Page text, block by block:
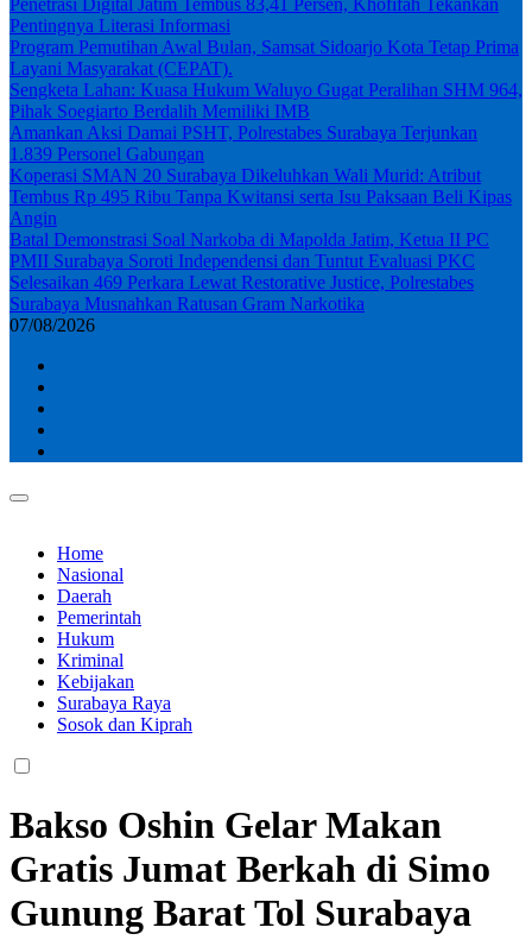
Pentingnya Literasi Informasi
Program Pemutihan Awal Bulan, Samsat Sidoarjo Kota Tetap Prima
Layani Masyarakat (CEPAT).
Sengketa Lahan: Kuasa Hukum Waluyo Gugat Peralihan SHM 964,
Pihak Soegiarto Berdalih Memiliki IMB
Amankan Aksi Damai PSHT, Polrestabes Surabaya Terjunkan
1.839 Personel Gabungan
Koperasi SMAN 20 Surabaya Dikeluhkan Wali Murid: Atribut
Tembus Rp 495 Ribu Tanpa Kwitansi serta Isu Paksaan Beli Kipas
Angin
Batal Demonstrasi Soal Narkoba di Mapolda Jatim, Ketua II PC
PMII Surabaya Soroti Independensi dan Tuntut Evaluasi PKC
Selesaikan 469 Perkara Lewat Restorative Justice, Polrestabes
Surabaya Musnahkan Ratusan Gram Narkotika
07/08/2026
Home
Nasional
Daerah
Pemerintah
Hukum
Kriminal
Kebijakan
Surabaya Raya
Sosok dan Kiprah
Bakso Oshin Gelar Makan
Gratis Jumat Berkah di Simo
Gunung Barat Tol Surabaya